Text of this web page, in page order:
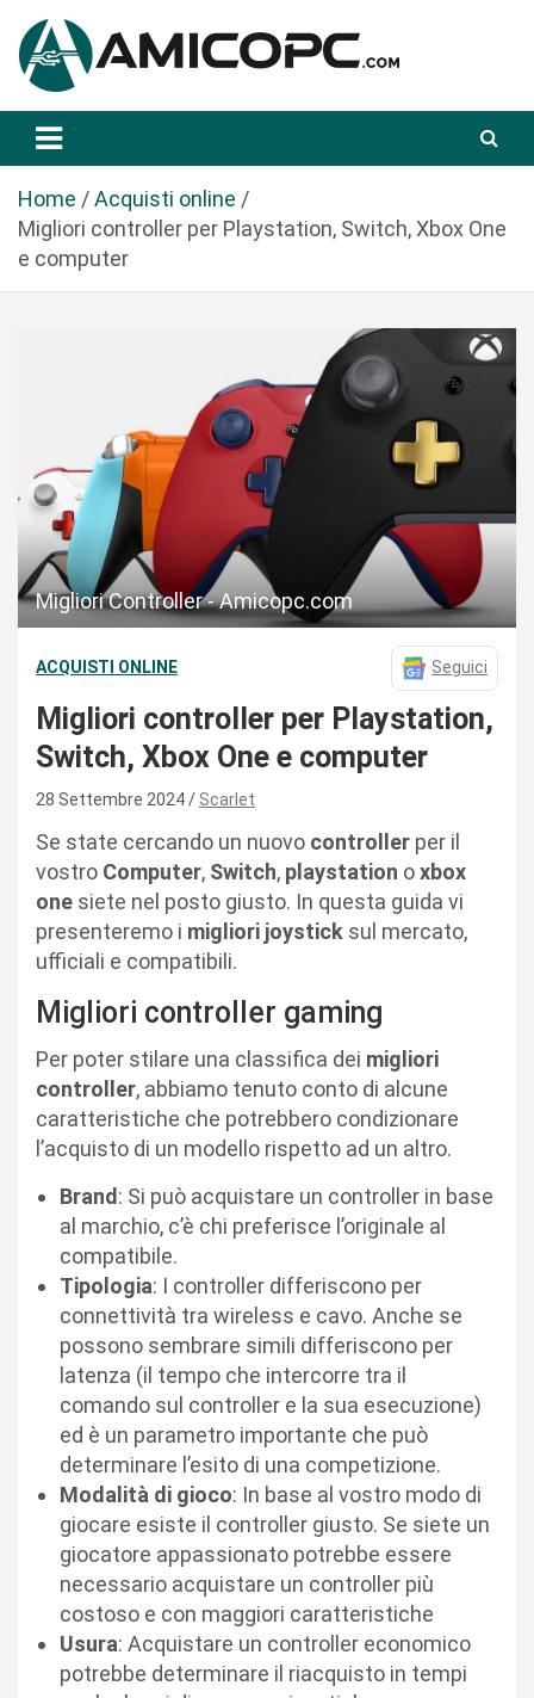
a
Amicopc.com
Home
Acquisti online
Migliori controller per Playstation, Switch, Xbox One
e computer
Migliori Controller - Amicopc.com
ACQUISTI ONLINE Seguici
Migliori controller per Playstation,
Switch, Xbox One e computer
28 Settembre 2024 Scarlet
Se state cercando un nuovo controller per il
vostro Computer, Switch, playstation oxbox
one siete nel posto giusto. In questa guida vi
presenteremo i migliori joystick sul mercato,
ufficiali e compatibili.
Migliori controller gaming
Per poter stilare una classifica dei migliori
controller, abbiamo tenuto conto di alcune
caratteristiche che potrebbero condizionare
l’acquisto di un modello rispetto ad un altro.
Brand: Si può acquistare un controller in base
al marchio, c’è chi preferisce l’originale al
compatibile.
Tipologia: I controller differiscono per
connettività tra wireless e cavo. Anche se
possono sembrare simili differiscono per
latenza (il tempo che intercorre tra il
comando sul controller e la sua esecuzione)
ed è un parametro importante che può
determinare l’esito di una competizione.
Modalità di gioco: In base al vostro modo di
giocare esiste il controller giusto. Se siete un
giocatore appassionato potrebbe essere
necessario acquistare un controller più
costoso e con maggiori caratteristiche
Usura: Acquistare un controller economico
potrebbe determinare il riacquisto in tempi